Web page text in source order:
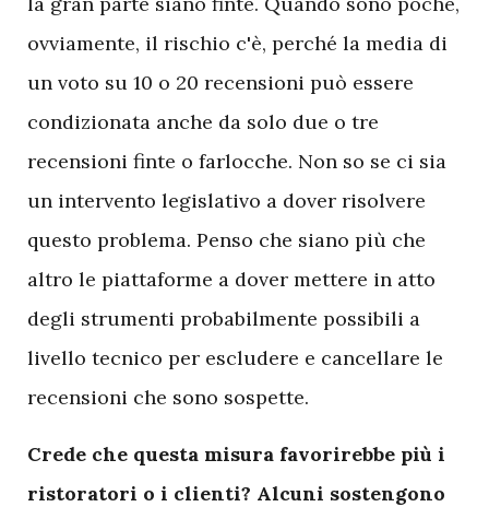
ovviamente, il rischio c'è, perché la media di
un voto su 10 o 20 recensioni può essere
condizionata anche da solo due o tre
recensioni finte o farlocche. Non so se ci sia
un intervento legislativo a dover risolvere
questo problema. Penso che siano più che
altro le piattaforme a dover mettere in atto
degli strumenti probabilmente possibili a
livello tecnico per escludere e cancellare le
recensioni che sono sospette.
Crede che questa misura favorirebbe più i
ristoratori o i clienti? Alcuni sostengono